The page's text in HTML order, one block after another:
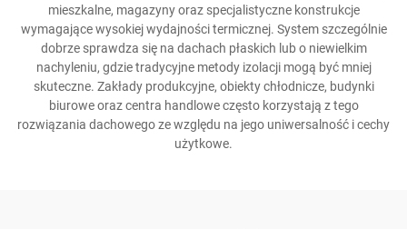
mieszkalne, magazyny oraz specjalistyczne konstrukcje
wymagające wysokiej wydajności termicznej. System szczególnie
dobrze sprawdza się na dachach płaskich lub o niewielkim
nachyleniu, gdzie tradycyjne metody izolacji mogą być mniej
skuteczne. Zakłady produkcyjne, obiekty chłodnicze, budynki
biurowe oraz centra handlowe często korzystają z tego
rozwiązania dachowego ze względu na jego uniwersalność i cechy
użytkowe.